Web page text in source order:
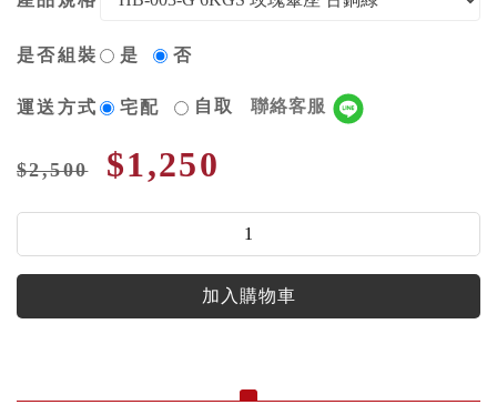
是否組裝 是 否
運送方式 宅配 自取 聯絡客服
$2,500 $1,250
加入購物車